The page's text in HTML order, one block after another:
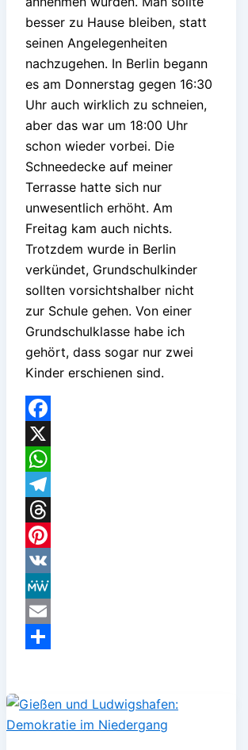
besser zu Hause bleiben, statt
seinen Angelegenheiten
nachzugehen. In Berlin begann
es am Donnerstag gegen 16:30
Uhr auch wirklich zu schneien,
aber das war um 18:00 Uhr
schon wieder vorbei. Die
Schneedecke auf meiner
Terrasse hatte sich nur
unwesentlich erhöht. Am
Freitag kam auch nichts.
Trotzdem wurde in Berlin
verkündet, Grundschulkinder
sollten vorsichtshalber nicht
zur Schule gehen. Von einer
Grundschulklasse habe ich
gehört, dass sogar nur zwei
Kinder erschienen sind.
Facebook
X
WhatsApp
Telegram
Threads
Pinterest
VK
MeWe
Email